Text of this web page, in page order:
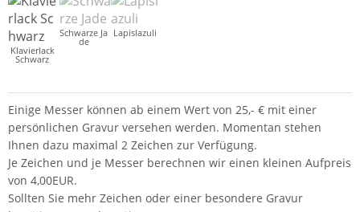
Klavierlack
Schwarz
Schwarze Ja
de
Lapislazuli
Einige Messer können ab einem Wert von 25,- € mit einer
persönlichen Gravur versehen werden. Momentan stehen
Ihnen dazu maximal 2 Zeichen zur Verfügung.
Je Zeichen und je Messer berechnen wir einen kleinen Aufpreis
von 4,00EUR.
Sollten Sie mehr Zeichen oder einer besondere Gravur